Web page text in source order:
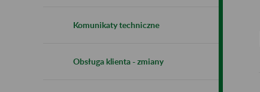
Komunikaty techniczne
Obsługa klienta - zmiany